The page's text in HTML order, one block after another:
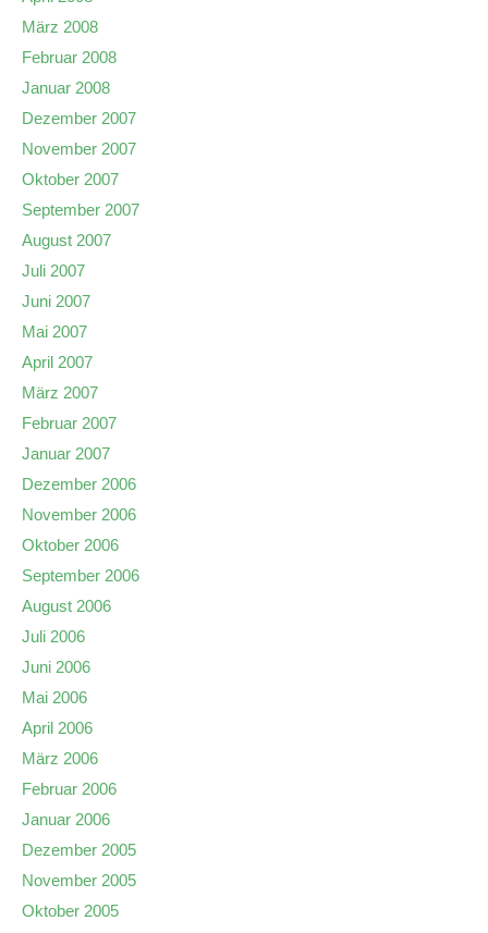
März 2008
Februar 2008
Januar 2008
Dezember 2007
November 2007
Oktober 2007
September 2007
August 2007
Juli 2007
Juni 2007
Mai 2007
April 2007
März 2007
Februar 2007
Januar 2007
Dezember 2006
November 2006
Oktober 2006
September 2006
August 2006
Juli 2006
Juni 2006
Mai 2006
April 2006
März 2006
Februar 2006
Januar 2006
Dezember 2005
November 2005
Oktober 2005